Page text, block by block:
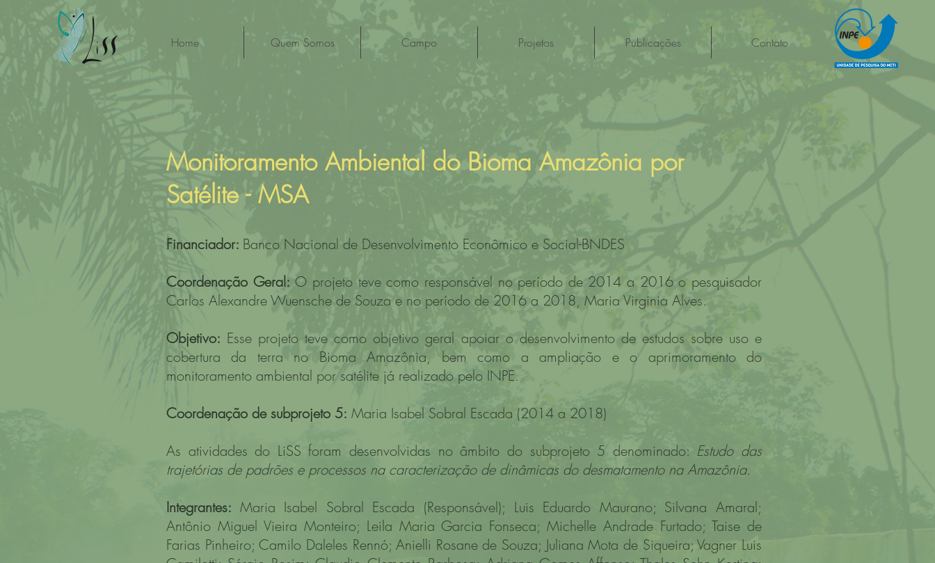
Home Quem Somos Campo Projetos Publicações Contato
Monitoramento Ambiental do Bioma Amazônia por
Satélite - MSA
Financiador: Banco Nacional de Desenvolvimento Econômico e Social-BNDES
Coordenação Geral: O projeto teve como responsável no período de 2014 a 2016 o pesquisador
Carlos Alexandre Wuensche de Souza e no período de 2016 a 2018, Maria Virginia Alves.
Objetivo: Esse projeto teve como objetivo geral apoiar o desenvolvimento de estudos sobre uso e
cobertura da terra no Bioma Amazônia, bem como a ampliação e o aprimoramento do
monitoramento ambiental por satélite já realizado pelo INPE.
Coordenação de subprojeto 5: Maria Isabel Sobral Escada (2014 a 2018)
As atividades do LiSS foram desenvolvidas no âmbito do subprojeto 5 denominado: Estudo das
trajetórias de padrões e processos na caracterização de dinâmicas do desmatamento na Amazônia.
Integrantes: Maria Isabel Sobral Escada (Responsável); Luis Eduardo Maurano; Silvana Amaral;
Antônio Miguel Vieira Monteiro; Leila Maria Garcia Fonseca; Michelle Andrade Furtado; Taise de
Farias Pinheiro; Camilo Daleles Rennó; Anielli Rosane de Souza; Juliana Mota de Siqueira; Vagner Luis